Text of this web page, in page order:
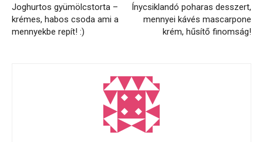
Joghurtos gyümölcstorta –
krémes, habos csoda ami a
mennyekbe repít! :)
Ínycsiklandó poharas desszert,
mennyei kávés mascarpone
krém, hűsítő finomság!